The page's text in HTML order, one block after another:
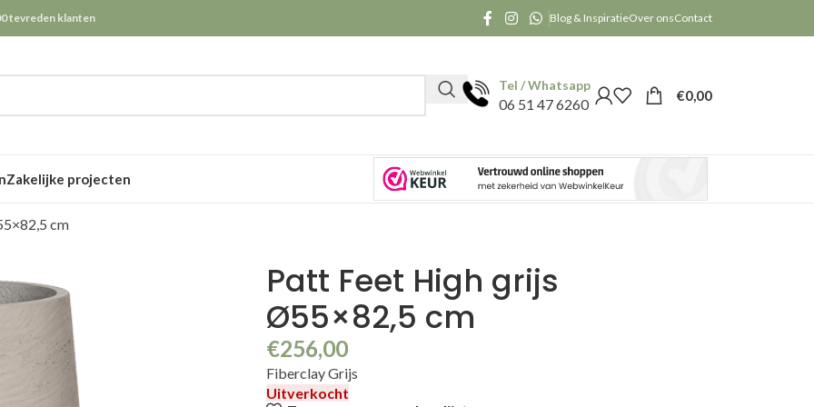
tevreden klanten Blog & InspiratieOver onsContact
Tel / Whatsapp
06 51 47 6260
€0,00
Zakelijke projecten
cm
Patt Feet High grijs
Ø55×82,5 cm
€256,00
Fiberclay Grijs
Uitverkocht